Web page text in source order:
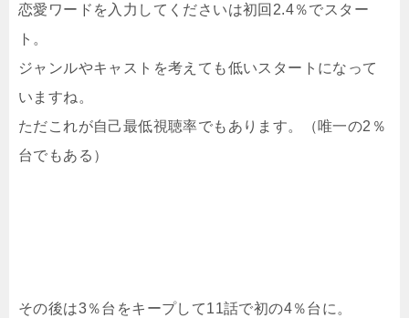
恋愛ワードを入力してくださいは初回2.4％でスター
ト。
ジャンルやキャストを考えても低いスタートになって
いますね。
ただこれが自己最低視聴率でもあります。（唯一の2％
台でもある）
その後は3％台をキープして11話で初の4％台に。